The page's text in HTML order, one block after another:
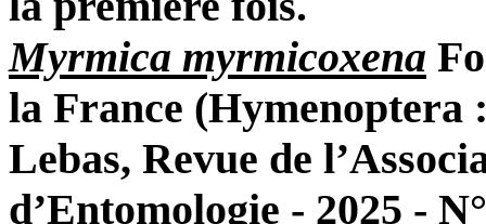
Myrmica myrmicoxena
la France (Hymenoptera
Lebas, Revue de
d’Entomologie - 2025 -